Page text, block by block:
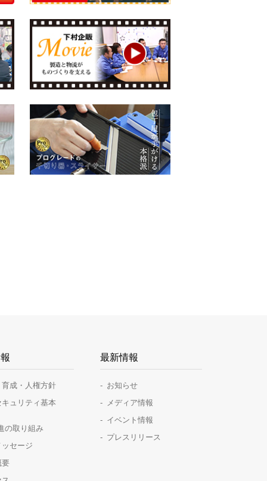
育成・人権方針
ュリティ基本
の取り組み
セージ
要
最新情報
お知らせ
メディア情報
イベント情報
プレスリリース